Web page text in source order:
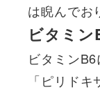
は睨んでお
ビタミ
ビタミン
「ピリド